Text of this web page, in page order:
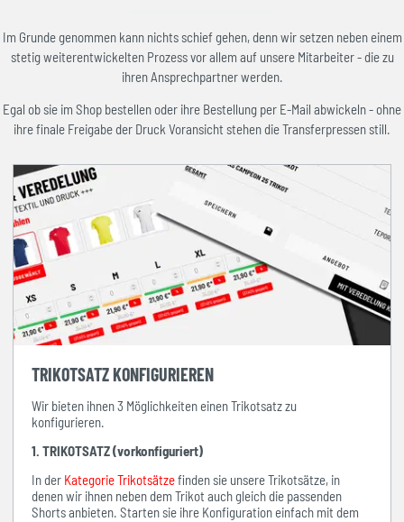
Im Grunde genommen kann nichts schief gehen, denn wir setzen neben einem
stetig weiterentwickelten Prozess vor allem auf unsere Mitarbeiter - die zu
ihren Ansprechpartner werden.
Egal ob sie im Shop bestellen oder ihre Bestellung per E-Mail abwickeln - ohne
ihre finale Freigabe der Druck Voransicht stehen die Transferpressen still.
TRIKOTSATZ KONFIGURIEREN
Wir bieten ihnen 3 Möglichkeiten einen Trikotsatz zu
konfigurieren.
1. TRIKOTSATZ (vorkonfiguriert)
In der Kategorie Trikotsätzefinden sie unsere Trikotsätze, in
denen wir ihnen neben dem Trikot auch gleich die passenden
Shorts anbieten. Starten sie ihre Konfiguration einfach mit dem